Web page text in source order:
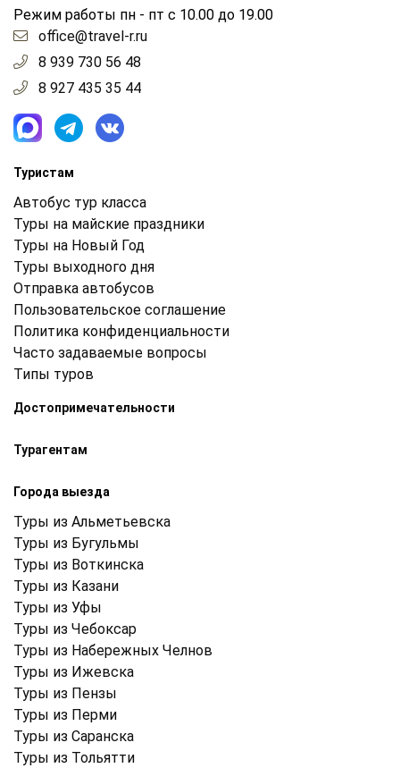
Режим работы пн - пт с 10.00 до 19.00
office@travel-r.ru
8 939 730 56 48
8 927 435 35 44
Туристам
Автобус тур класса
Туры на майские праздники
Туры на Новый Год
Туры выходного дня
Отправка автобусов
Пользовательское соглашение
Политика конфиденциальности
Часто задаваемые вопросы
Типы туров
Достопримечательности
Турагентам
Города выезда
Туры из Альметьевска
Туры из Бугульмы
Туры из Воткинска
Туры из Казани
Туры из Уфы
Туры из Чебоксар
Туры из Набережных Челнов
Туры из Ижевска
Туры из Пензы
Туры из Перми
Туры из Саранска
Туры из Тольятти